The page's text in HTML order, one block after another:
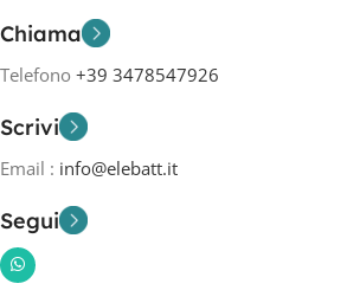
Chiama
Telefono +39 3478547926
Scrivi
Email : info@elebatt.it
Segui